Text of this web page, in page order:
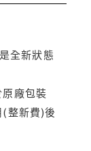
全新狀態
廠包裝
整新費)後